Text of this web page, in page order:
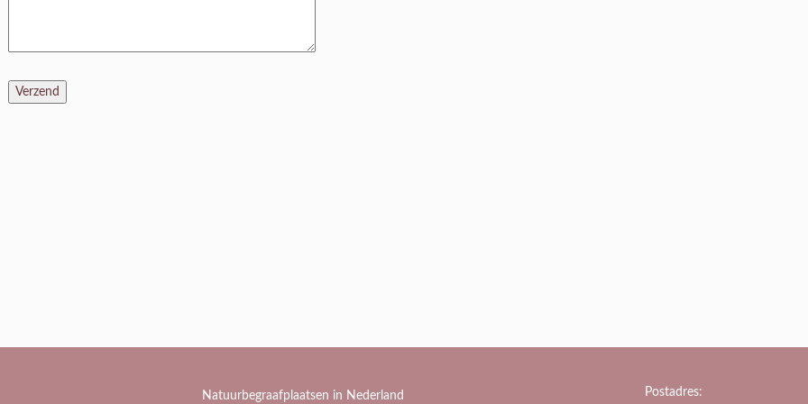
Natuurbegraafplaatsen in Nederland Postadres: